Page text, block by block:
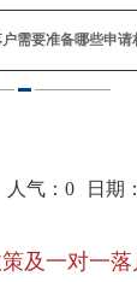
需要准备哪些申请
气： 0日期
及一对一